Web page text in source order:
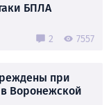
БПЛА
2 7557
при
Воронежской